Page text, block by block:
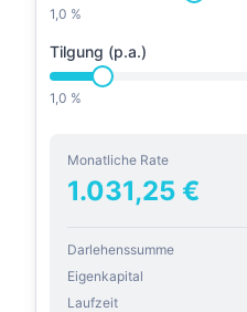
1,0 %
Tilgung (p.a.)
1,0 %
Monatliche Rate
1.031,25 €
Darlehenssumme
Eigenkapital
Laufzeit